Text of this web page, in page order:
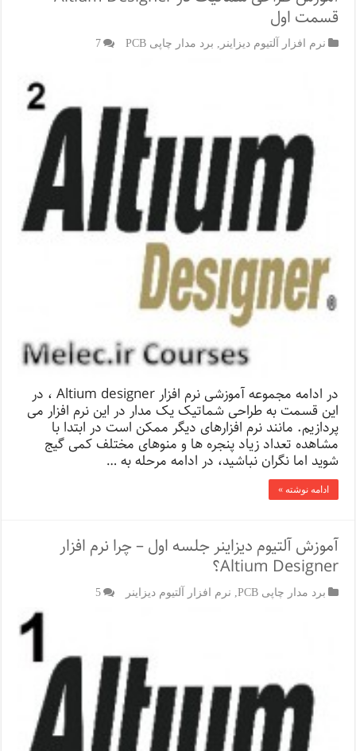
قسمت اول
نرم افزار آلتیوم دیزاینر برد مدار چاپی PCB 7
در ادامه مجموعه آموزشی نرم افزار Altium designer ، در
این قسمت به طراحی شماتیک یک مدار در این نرم افزار می
پردازیم. مانند نرم افزارهای دیگر ممکن است در ابتدا با
مشاهده تعداد زیاد پنجره ها و منوهای مختلف کمی گیج
شوید اما نگران نباشید، در ادامه مرحله به …
ادامه نوشته »
آموزش آلتیوم دیزاینر جلسه اول – چرا نرم افزار
Altium Designer؟
برد مدار چاپی PCB , نرم افزار آلتیوم دیزاینر 5